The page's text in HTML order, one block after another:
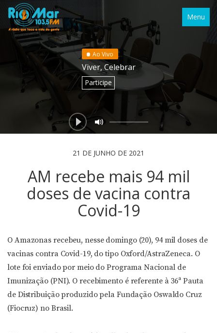
Menu
Ao Vivo
Viver, Celebrar
Participe
21 DE JUNHO DE 2021
AM recebe mais 94 mil
doses de vacina contra
Covid-19
O Amazonas recebeu, nesse domingo (20), 94 mil doses de
vacinas contra Covid-19, do tipo Oxford/AstraZeneca. O
lote foi enviado por meio do Programa Nacional de
Imunização (PNI). O recebimento é referente à 36ª Pauta
de Distribuição produzido pela Fundação Oswaldo Cruz
(Fiocruz) no Brasil.